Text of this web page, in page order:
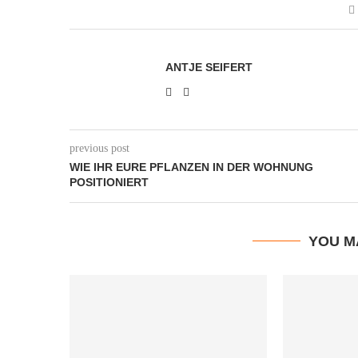
ANTJE SEIFERT
previous post
WIE IHR EURE PFLANZEN IN DER WOHNUNG
POSITIONIERT
YOU